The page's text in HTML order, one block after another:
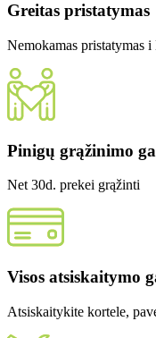
Greitas pristatymas
Nemokamas pristatymas
Pinigų grąžinimo
Net 30d. prekei grąžinti
Visos atsiskaitymo
Atsiskaitykite kortele,